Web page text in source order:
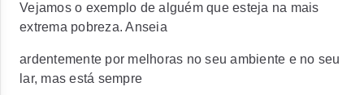
Vejamos o exemplo de alguém que esteja na mais
extrema pobreza. Anseia
ardentemente por melhoras no seu ambiente e no seu
lar, mas está sempre